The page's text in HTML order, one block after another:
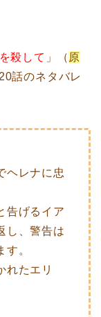
殺して 」（ 原
話のネタバレ
ヘレナに忠
告げるイア
し、警告は
。
れたエリ